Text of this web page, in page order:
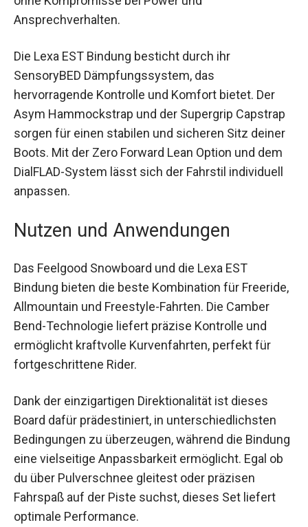
bietet es leichteren Ridern ein ideales
Ansprechverhalten.
Die Lexa EST Bindung besticht durch ihr
SensoryBED Dämpfungssystem, das
hervorragende Kontrolle und Komfort bietet. Der
Asym Hammockstrap und der Supergrip
Capstrap sorgen für einen stabilen und sicheren
Sitz deiner Boots. Mit der Zero Forward Lean
Fahrstil individuell anpassen.
Nutzen und Anwendungen
Das Feelgood Snowboard und die Lexa EST
Bindung bieten die beste Kombination für
Freeride, Allmountain und Freestyle-Fahrten. Die
Camber Bend-Technologie liefert präzise
Kurvenfahrten, perfekt für fortgeschrittene Rider.
Dank der einzigartigen Direktionalität ist dieses
Board dafür prädestiniert, in unterschiedlichsten
Bedingungen zu überzeugen, während die
Bindung eine vielseitige Anpassbarkeit
ermöglicht. Egal ob du über Pulverschnee gleitest